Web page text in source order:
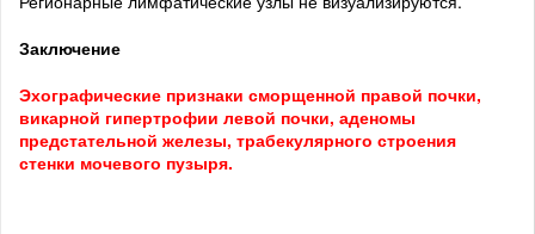
Заключение
Эхографические признаки сморщенной правой почки,
викарной гипертрофии левой почки, аденомы
предстательной железы, трабекулярного строения
стенки мочевого пузыря.